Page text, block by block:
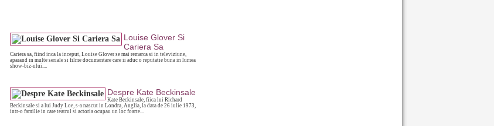
Louise Glover Si
Cariera Sa
Cariera sa, fiind inca la inceput, Louise Glover se mai remarca si in televiziune,
aparand in multe seriale si filme documentare care ii aduc o reputatie buna in lumea
show-biz-ului....
Despre Kate Beckinsale
Kate Beckinsale, fiica lui Richard
Beckinsale si a lui Judy Loe, s-a nascut in Londra, Anglia, la data de 26 iulie 1973,
intr-o familie in care teatrul si actoria ocupau un loc foarte...